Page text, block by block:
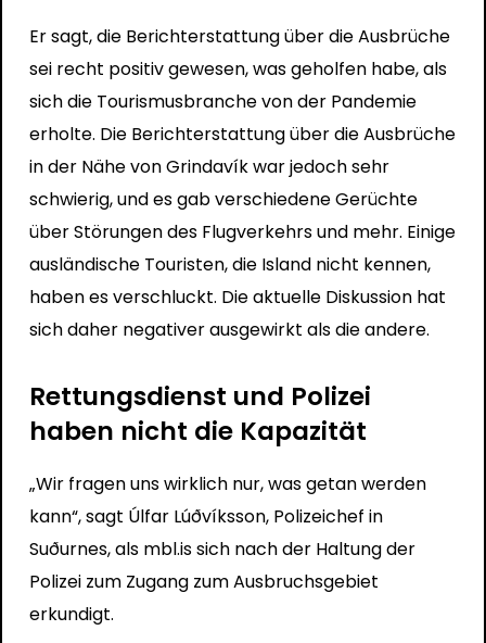
Er sagt, die Berichterstattung über die Ausbrüche
sei recht positiv gewesen, was geholfen habe, als
sich die Tourismusbranche von der Pandemie
erholte. Die Berichterstattung über die Ausbrüche
in der Nähe von Grindavík war jedoch sehr
schwierig, und es gab verschiedene Gerüchte
über Störungen des Flugverkehrs und mehr. Einige
ausländische Touristen, die Island nicht kennen,
haben es verschluckt. Die aktuelle Diskussion hat
sich daher negativer ausgewirkt als die andere.
Rettungsdienst und Polizei
haben nicht die Kapazität
„Wir fragen uns wirklich nur, was getan werden
kann“, sagt Úlfar Lúðvíksson, Polizeichef in
Suðurnes, als mbl.is sich nach der Haltung der
Polizei zum Zugang zum Ausbruchsgebiet
erkundigt.